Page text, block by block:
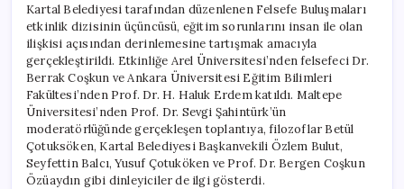
Bakışla
Ele
Alındı
için
Kartal Belediyesi tarafından düzenlenen Felsefe Buluşmaları
etkinlik dizisinin üçüncüsü, eğitim sorunlarını insan ile olan
ilişkisi açısından derinlemesine tartışmak amacıyla
gerçekleştirildi. Etkinliğe Arel Üniversitesi’nden felsefeci Dr.
Berrak Coşkun ve Ankara Üniversitesi Eğitim Bilimleri
Fakültesi’nden Prof. Dr. H. Haluk Erdem katıldı. Maltepe
Üniversitesi’nden Prof. Dr. Sevgi Şahintürk’ün
moderatörlüğünde gerçekleşen toplantıya, filozoflar Betül
Çotuksöken, Kartal Belediyesi Başkanvekili Özlem Bulut,
Seyfettin Balcı, Yusuf Çotuköken ve Prof. Dr. Bergen Coşkun
Özüaydın gibi dinleyiciler de ilgi gösterdi.